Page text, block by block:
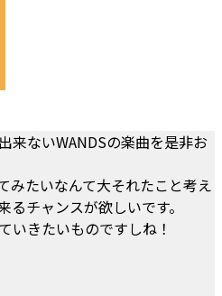
来ないWANDSの楽曲を是非お
みたいなんて大それたこと考え
チャンスが欲しいです。
いきたいものですしね！